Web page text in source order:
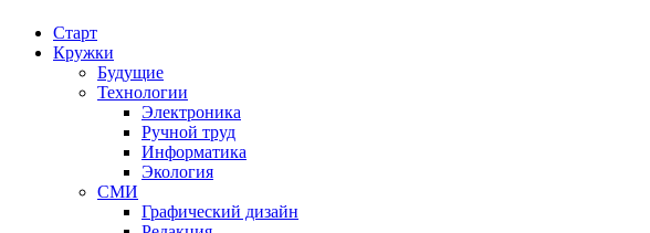
Старт
Кружки
Будущие
Технологии
Электроника
Ручной труд
Информатика
Экология
СМИ
Графический дизайн